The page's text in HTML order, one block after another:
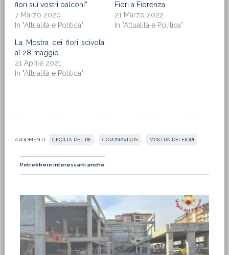
fiori sui vostri balconi”
7 Marzo 2020
In "Attualità e Politica"
Fiori a Fiorenza
21 Marzo 2022
In "Attualità e Politica"
La Mostra dei fiori scivola
al 28 maggio
21 Aprile 2021
In "Attualità e Politica"
ARGOMENTI: CECILIA DEL RE CORONAVIRUS MOSTRA DEI FIORI
Potrebbero interessarti anche